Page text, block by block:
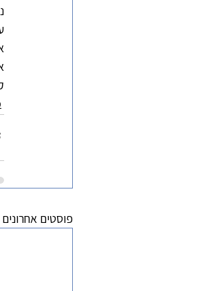
פוסטים אחרונים